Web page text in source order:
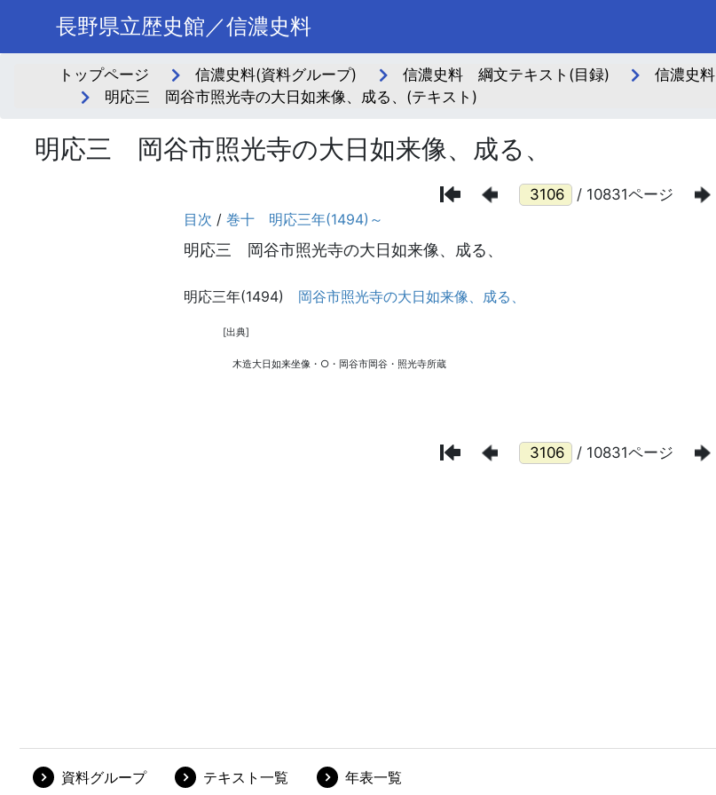
長野県立歴史館／信濃史料
トップページ 信濃史料(資料グループ) 信濃史料 綱文テキスト(目録)
信濃史料
明応三 岡谷市照光寺の大日如来像、成る、(テキスト)
明応三 岡谷市照光寺の大日如来像、成る、
/ 10831ページ
/ 10831ページ
資料グループ テキスト一覧 年表一覧